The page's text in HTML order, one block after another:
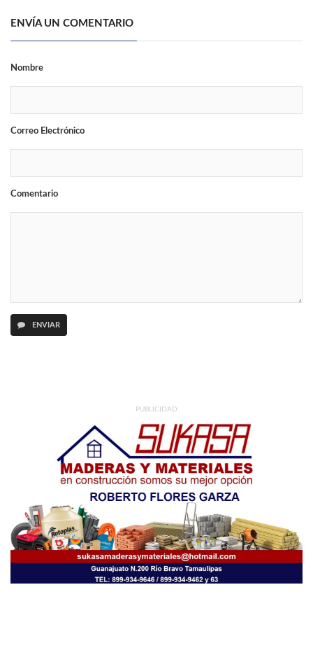
ENVÍA UN COMENTARIO
Nombre
Correo Electrónico
Comentario
ENVIAR
PUBLICIDAD